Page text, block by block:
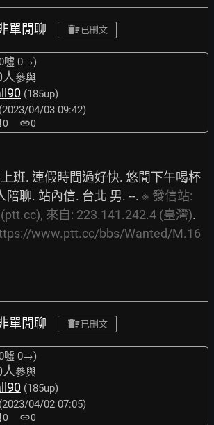
單閒聊 已刪文
噓 0→)
參與
(185up)
(2023/04/03 09:42)
0 link0
班. 連假時間過好快. 悠閒下午喝杯
陪聊. 站內信. 台北 男. --. ※ 發信站:
來自: 223.141.242.4 (臺灣)
www.ptt.cc/bbs/Wanted/M.16
單閒聊 已刪文
噓 0→)
參與
(185up)
(2023/04/02 07:05)
0 link0